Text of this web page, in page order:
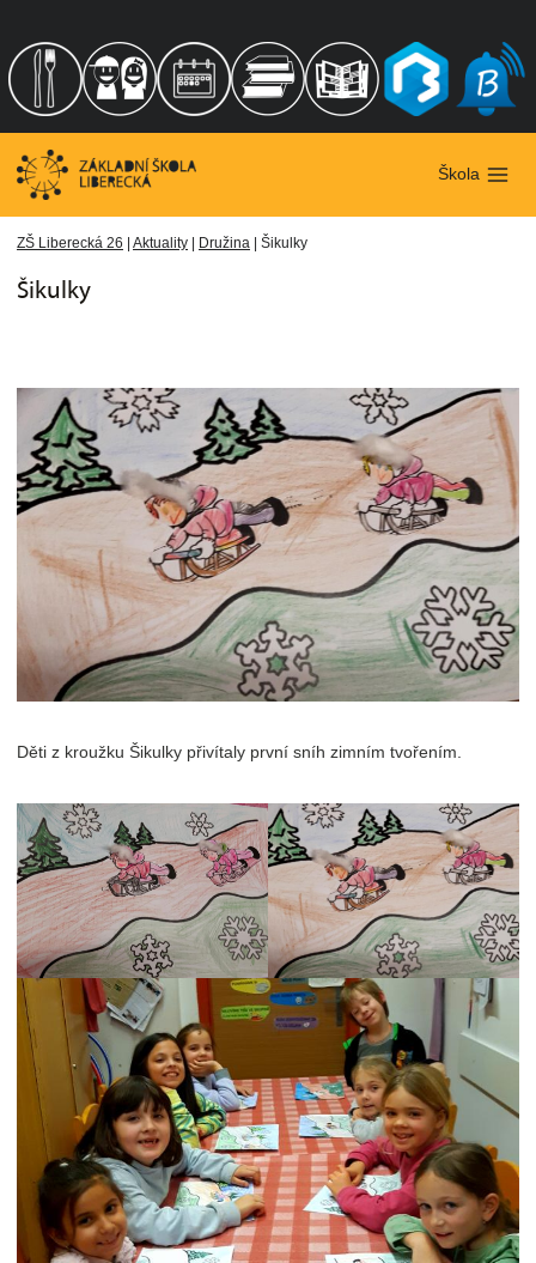
obsah
Škola
ZŠ Liberecká 26 | Aktuality | Družina | Šikulky
Šikulky
Děti z kroužku Šikulky přivítaly první sníh zimním tvořením.